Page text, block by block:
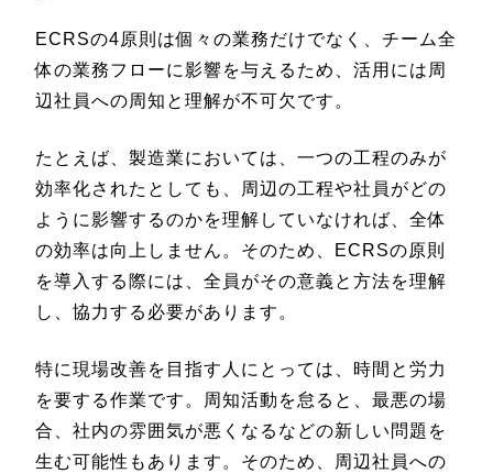
ECRSの4原則は個々の業務だけでなく、チーム全
体の業務フローに影響を与えるため、活用には周
辺社員への周知と理解が不可欠です。
たとえば、製造業においては、一つの工程のみが
効率化されたとしても、周辺の工程や社員がどの
ように影響するのかを理解していなければ、全体
の効率は向上しません。そのため、ECRSの原則
を導入する際には、全員がその意義と方法を理解
し、協力する必要があります。
特に現場改善を目指す人にとっては、時間と労力
を要する作業です。周知活動を怠ると、最悪の場
合、社内の雰囲気が悪くなるなどの新しい問題を
生む可能性もあります。そのため、周辺社員への